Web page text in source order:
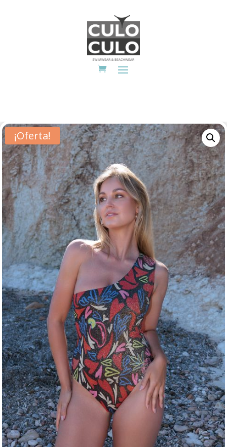
¡Oferta!